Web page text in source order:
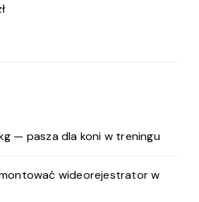
— pasza dla koni w treningu
wideorejestrator w